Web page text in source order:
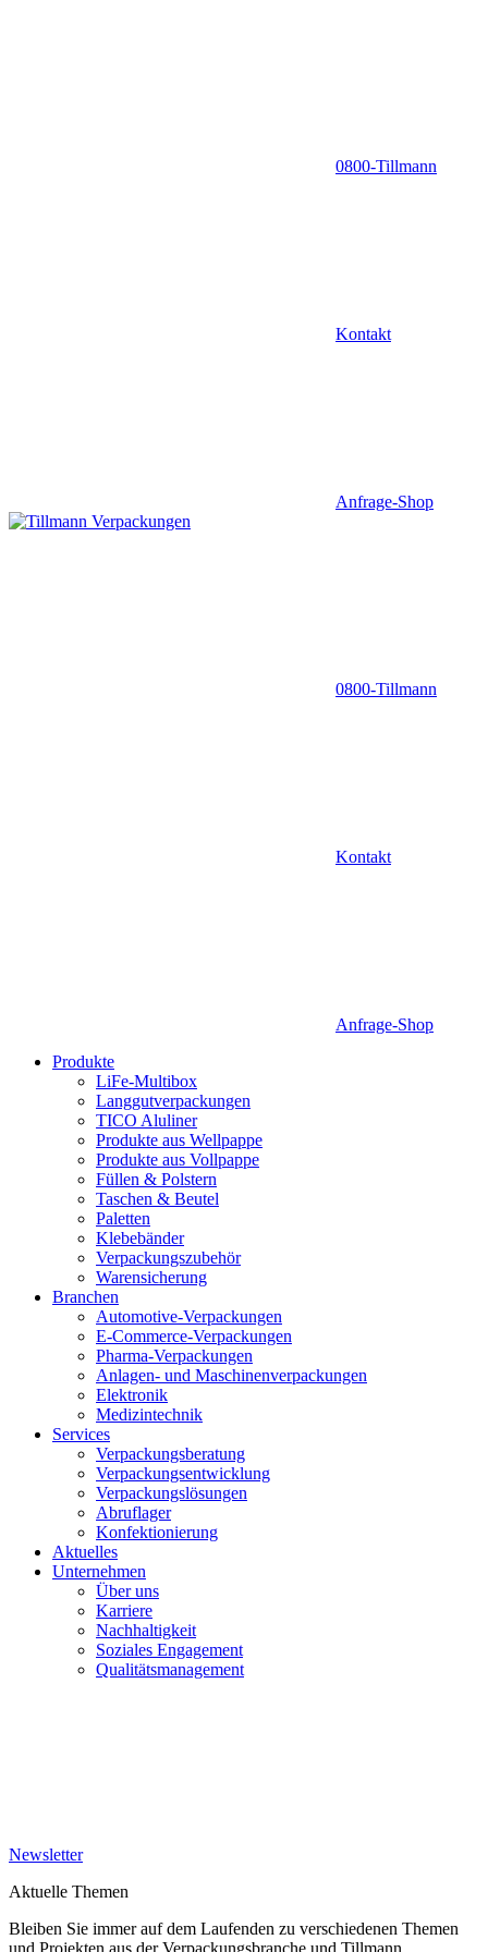
0800-Tillmann
Kontakt
Anfrage-Shop
0800-Tillmann
Kontakt
Anfrage-Shop
Produkte
LiFe-Multibox
Langgutverpackungen
TICO Aluliner
Produkte aus Wellpappe
Produkte aus Vollpappe
Füllen & Polstern
Taschen & Beutel
Paletten
Klebebänder
Verpackungszubehör
Warensicherung
Branchen
Automotive-Verpackungen
E-Commerce-Verpackungen
Pharma-Verpackungen
Anlagen- und Maschinenverpackungen
Elektronik
Medizintechnik
Services
Verpackungsberatung
Verpackungsentwicklung
Verpackungslösungen
Abruflager
Konfektionierung
Aktuelles
Unternehmen
Über uns
Karriere
Nachhaltigkeit
Soziales Engagement
Qualitätsmanagement
Newsletter
Aktuelle Themen
Bleiben Sie immer auf dem Laufenden zu verschiedenen Themen
und Projekten aus der Verpackungsbranche und Tillmann